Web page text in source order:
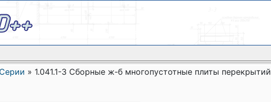
Серии » 1.041.1-3 Сборные ж-б многопустотные плиты перекрытий